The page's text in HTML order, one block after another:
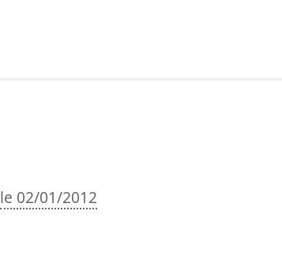
le 02/01/2012